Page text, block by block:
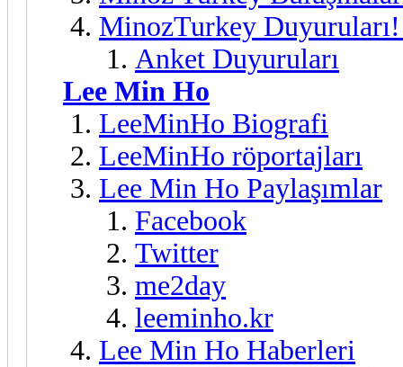
MinozTurkey
Anket Duyuruları
Lee Min Ho
LeeMinHo Biografi
LeeMinHo röportajları
Lee Min Ho Paylaşımlar
Facebook
Twitter
me2day
leeminho.kr
Lee Min Ho Haberleri